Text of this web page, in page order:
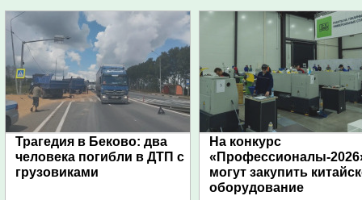
Трагедия в Беково: два
человека погибли в ДТП с
грузовиками
На конкурс
«Профессионалы-
могут закупить
оборудование